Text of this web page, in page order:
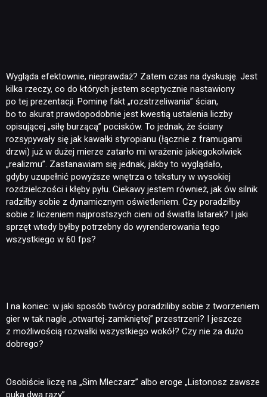
Wygląda efektownie, nieprawdaż? Zatem czas na dyskusję. Jest
kilka rzeczy, co do których jestem sceptycznie nastawiony
po tej prezentacji. Pominę fakt „rozstrzeliwania” ścian,
bo to akurat prawdopodobnie jest kwestią ustalenia liczby
opisującej „siłę burzącą” pocisków. To jednak, że ściany
rozsypywały się jak kawałki styropianu (łącznie z framugami
drzwi) już w dużej mierze zatarło mi wrażenie jakiegokolwiek
„realizmu”. Zastanawiam się jednak, jakby to wyglądało,
gdyby uzupełnić powyższe wnętrza o tekstury w wysokiej
rozdzielczości i kłęby pyłu. Ciekawy jestem również, jak ów silnik
radziłby sobie z dynamicznym oświetleniem. Czy poradziłby
sobie z liczeniem najprostszych cieni od światła latarek? I jaki
sprzęt wtedy byłby potrzebny do wyrenderowania tego
wszystkiego w 60 fps?
I na koniec: w jaki sposób twórcy poradziliby sobie z tworzeniem
gier w tak nagle „otwartej-zamkniętej” przestrzeni? I jeszcze
z możliwością rozwałki wszystkiego wokół? Czy nie za dużo
dobrego?
Osobiście liczę na „Sim Mleczarz” albo eroge „Listonosz zawsze
puka dwa razy”…